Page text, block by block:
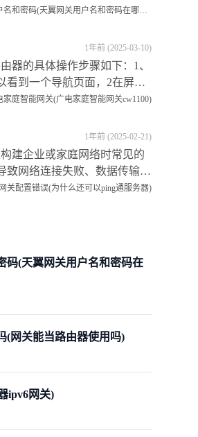
中可以完成包括设置WIFI名
要注意的是**：在进行任何更
经备份了所有重要的数据和信
失或损坏发生"
和密码(天翼网关用户名和密码在哪里找到)
1年前 (2025-03-10)
器的具体操作步骤如下：1、
看到一个导航页面，2在屏幕
个选项了移动光标选中它打3
果需要输入宽带账号和密码
果不需要账号密码直接连接
由器会自动获取IP地址并开
庭智能网关(广电家庭智能网关cw1100)
1年前 (2025-02-21)
建企业或家庭网络时常见的
致网络连接失败、数据传输缓
本文深入探讨了其成因和影响
更新备份恢复等可以有效解决
能力制定规范流程和使用管理
键措施随着技术的发展我们期
具来帮助避免这类提升网络的
关配置错误(为什么还可以ping通服务器)
码(天翼网关用户名和密码在
(网关能当路由器使用吗)
ipv6网关)